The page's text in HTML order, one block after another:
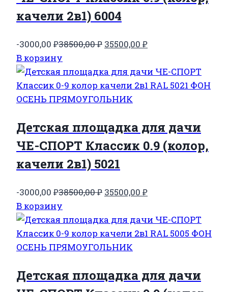
качели 2в1) 6004
-3000,00 ₽38500,00₽ Первоначальная
составляла
38500,00 ₽.
35500,00 ₽Текущая
35500,00 ₽.
В корзину
Детская площадка для дачи
ЧЕ-СПОРТ Классик 0.9 (колор,
качели 2в1) 5021
-3000,00 ₽38500,00₽ Первоначальная
составляла
38500,00 ₽.
35500,00 ₽Текущая
35500,00 ₽.
В корзину
Детская площадка для дачи